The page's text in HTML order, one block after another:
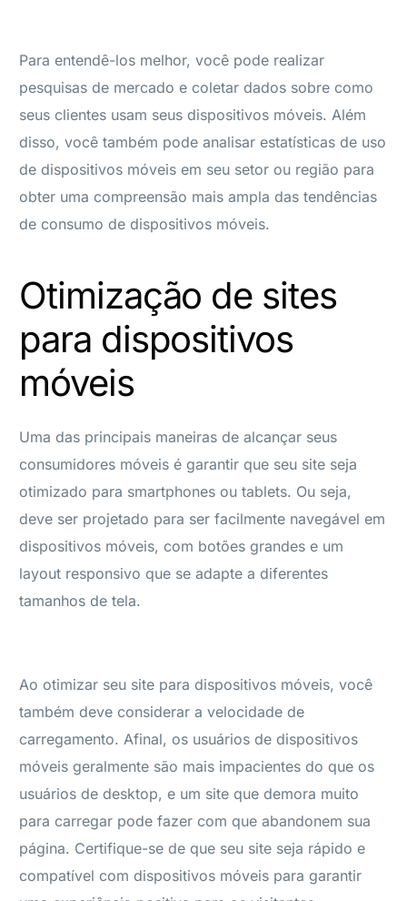
Para entendê-los melhor, você pode realizar
pesquisas de mercado e coletar dados sobre como
seus clientes usam seus dispositivos móveis. Além
disso, você também pode analisar estatísticas de uso
de dispositivos móveis em seu setor ou região para
obter uma compreensão mais ampla das tendências
de consumo de dispositivos móveis.
Otimização de sites
para dispositivos
móveis
Uma das principais maneiras de alcançar seus
consumidores móveis é garantir que seu site seja
otimizado para smartphones ou tablets. Ou seja,
deve ser projetado para ser facilmente navegável em
dispositivos móveis, com botões grandes e um
layout responsivo que se adapte a diferentes
tamanhos de tela.
Ao otimizar seu site para dispositivos móveis, você
também deve considerar a velocidade de
carregamento. Afinal, os usuários de dispositivos
móveis geralmente são mais impacientes do que os
usuários de desktop, e um site que demora muito
para carregar pode fazer com que abandonem sua
página. Certifique-se de que seu site seja rápido e
compatível com dispositivos móveis para garantir